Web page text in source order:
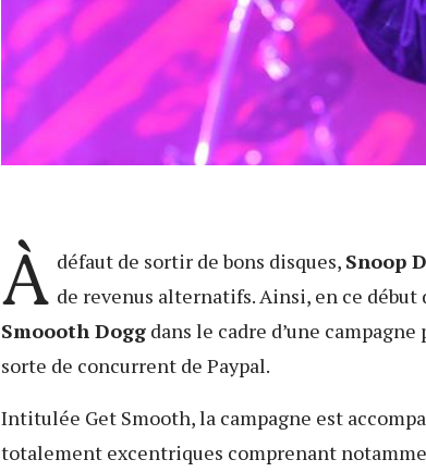
À défaut de sortir de bons disques, Snoop
de revenus alternatifs. Ainsi, en ce début
Smoooth Doggdans le cadre d’une
sorte de concurrent de Paypal.
Intitulée Get Smooth, la campagne est
totalement excentriques comprenant